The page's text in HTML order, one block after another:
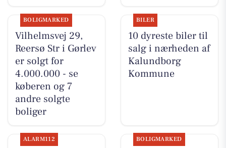
BOLIGMARKED
Vilhelmsvej 29,
Reersø Str i Gørlev
er solgt for
4.000.000 - se
køberen og 7
andre solgte
boliger
BILER
10 dyreste biler til
salg i nærheden af
Kalundborg
Kommune
ALARM112 BOLIGMARKED